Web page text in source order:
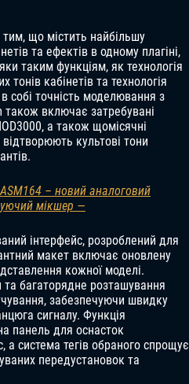
що містить найбільшу
та ефектів в одному плагіні,
таким функціям, як технологія
тонів кабінетів та технологія
собі точність моделювання з
також включає затребувані
а також щомісячні
культові тони
– новий аналоговий
мікшер —
інтерфейс, розроблений для
макет включає оновлену
кожної моделі.
та багаторядне розташування
забезпечуючи швидку
сигналу. Функція
панель для оснасток
а система тегів обраного спрощує
передустановок та